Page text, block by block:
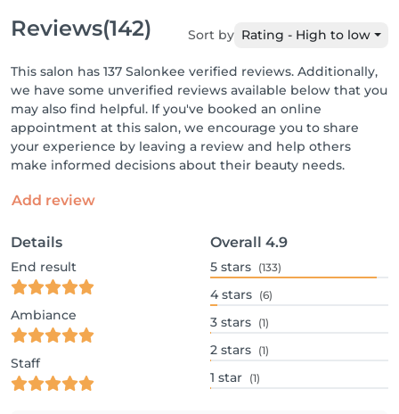
Reviews(142) Sort by Rating - High to low
This salon has 137 Salonkee verified reviews. Additionally,
we have some unverified reviews available below that you
may also find helpful. If you've booked an online
appointment at this salon, we encourage you to share
your experience by leaving a review and help others
make informed decisions about their beauty needs.
Add review
Details
End result
Ambiance
Staff
Overall 4.9
5 stars (133)
4 stars (6)
3 stars (1)
2 stars (1)
1 star (1)